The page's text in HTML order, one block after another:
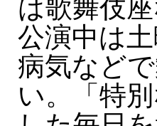
は歌舞伎
公演中は
病気など
い。「特